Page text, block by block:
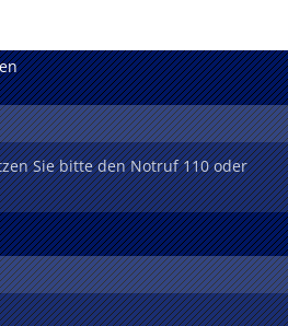
Sie bitte den Notruf 110 oder